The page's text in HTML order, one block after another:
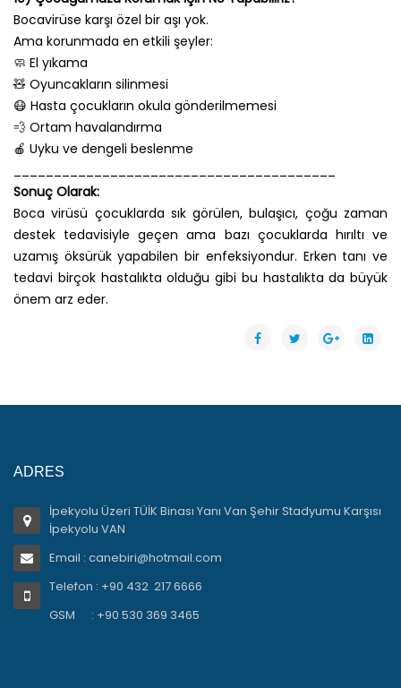
Bocavirüse karşı özel bir aşı yok.
Ama korunmada en etkili şeyler:
🧼 El yıkama
🧸 Oyuncakların silinmesi
😷 Hasta çocukların okula gönderilmemesi
💨 Ortam havalandırma
🍎 Uyku ve dengeli beslenme
Sonuç Olarak:
Boca virüsü çocuklarda sık görülen, bulaşıcı, çoğu zaman
destek tedavisiyle geçen ama bazı çocuklarda hırıltı ve
uzamış öksürük yapabilen bir enfeksiyondur. Erken tanı ve
tedavi birçok hastalıkta olduğu gibi bu hastalıkta da büyük
önem arz eder.
ADRES
İpekyolu Üzeri TÜİK Binası Yanı Van Şehir Stadyumu Karşısı
İpekyolu VAN
Email : canebiri@hotmail.com
Telefon : +90 432 217 6666
GSM : +90 530 369 3465